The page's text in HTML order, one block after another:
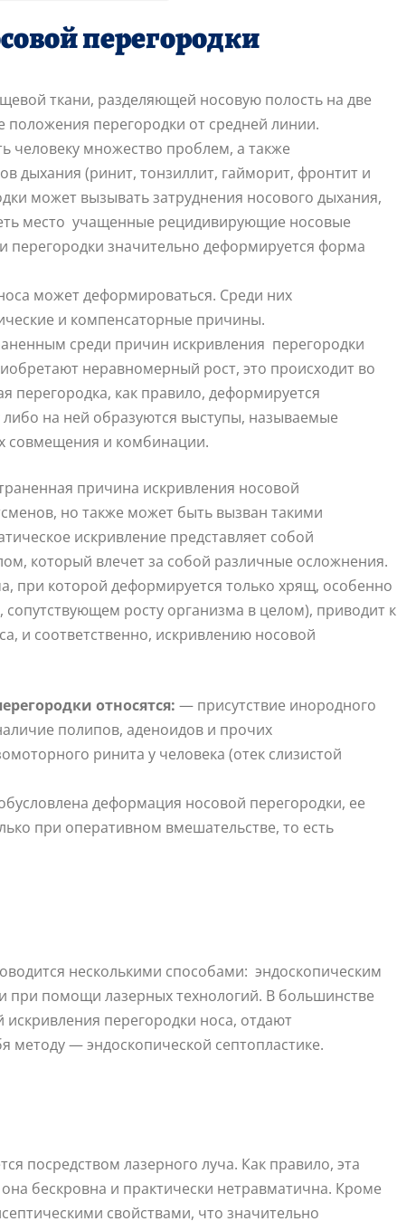
перегородки
ткани, разделяющей носовую полость на две
перегородки от средней линии.
человеку множество проблем, а также
дыхания (ринит, тонзиллит, гайморит, фронтит и
может вызывать затруднения носового дыхания,
место учащенные рецидивирующие носовые
перегородки значительно деформируется форма
может деформироваться. Среди них
и компенсаторные причины.
среди причин искривления перегородки
неравномерный рост, это происходит во
перегородка, как правило, деформируется
на ней образуются выступы, называемые
совмещения и комбинации.
причина искривления носовой
но также может быть вызван такими
искривление представляет собой
который влечет за собой различные осложнения.
при которой деформируется только хрящ, особенно
сопутствующем росту организма в целом), приводит к
и соответственно, искривлению носовой
относятся: — присутствие инородного
полипов, аденоидов и прочих
ринита у человека (отек слизистой
деформация носовой перегородки, ее
при оперативном вмешательстве, то есть
несколькими способами: эндоскопическим
при помощи лазерных технологий. В большинстве
перегородки носа, отдают
— эндоскопической септопластике.
посредством лазерного луча. Как правило, эта
бескровна и практически нетравматична. Кроме
свойствами, что значительно